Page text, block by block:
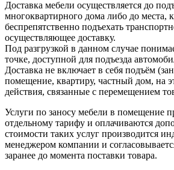
Доставка мебели осуществляется до
многоквартирного дома либо до места,
беспрепятственно подъехать
осуществляющее доставку.
Под разгрузкой в данном случае
точке, доступной для подъезда
Доставка не включает в себя подъём
помещение, квартиру, частный дом, на
действия, связанные с перемещением
Услуги по заносу мебели в помещение
отдельному тарифу и оплачиваются
стоимости таких услуг производится
менеджером компании и
заранее до момента поставки товара.